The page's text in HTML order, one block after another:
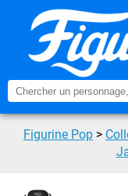
Figurine Pop >